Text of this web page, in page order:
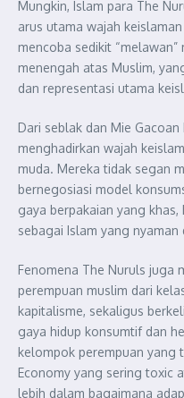
Mungkin, Islam para The
arus utama wajah
mencoba sedikit
menengah atas Muslim,
dan representasi utama
Dari seblak dan Mie
menghadirkan wajah
muda. Mereka tidak segan
bernegosiasi model
gaya berpakaian yang
sebagai Islam yang nyaman
Fenomena The Nuruls juga
perempuan muslim dari
kapitalisme, sekaligus
gaya hidup konsumtif dan
kelompok perempuan yang
Economy yang sering toxic
lebih dalam bagaimana